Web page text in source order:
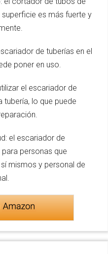
superficie es más fuerte y
de tuberías en el
poner en uso.
el escariador de
tubería, lo que puede
el escariador de
personas que
mismos y personal de